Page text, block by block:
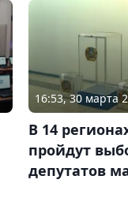
16:53, 30 марта
В 14
пройдут
депутатов